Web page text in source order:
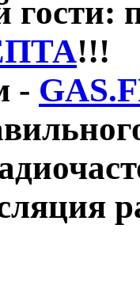
!!!
-